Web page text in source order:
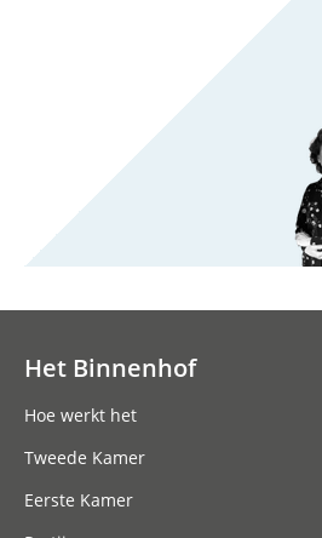
Het Binnenhof
Hoe werkt het
Tweede Kamer
Eerste Kamer